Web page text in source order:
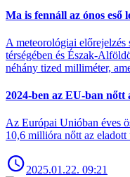
Ma is fennáll az ónos eső
A meteorológiai előrejelzés
térségében és Észak-
néhány tized milliméter,
2024-ben az EU-ban nőtt
Az Európai Unióban éves
10,6 millióra nőtt az eladott
2025.01.22. 09:21